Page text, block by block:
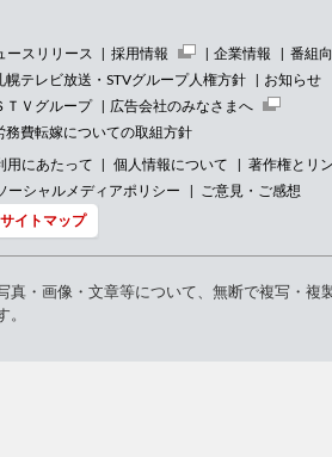
ースリリース 採用情報 企業情報
番組
幌テレビ放送・STVグループ人権方針
お知らせ
ＴＶグループ
広告会社のみなさまへ
務費転嫁についての取組方針
用にあたって 個人情報について
著作権とリ
ーシャルメディアポリシー
ご意見・ご感想
サイトマップ
真・画像・文章等について、無断で複写・